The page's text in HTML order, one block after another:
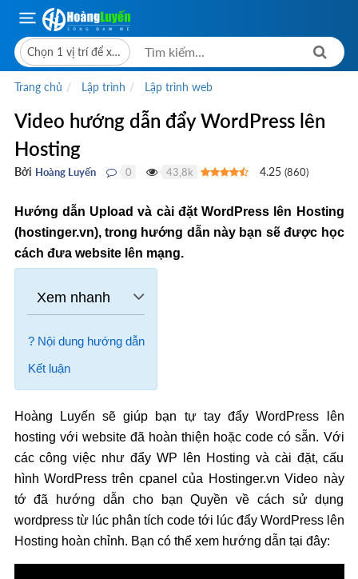
Chọn 1 vị trí để xem giá bán
Trang chủ Lập trình Lập trình web
Video hướng dẫn đẩy WordPress lên
Hosting
Bởi Hoàng Luyến 0 43,8k 4.25 (860)
Hướng dẫn Upload và cài đặt WordPress lên Hosting
(hostinger.vn), trong hướng dẫn này bạn sẽ được học
cách đưa website lên mạng.
? Nội dung hướng dẫn
Kết luận
Hoàng Luyến sẽ giúp bạn tự tay đẩy WordPress lên
hosting với website đã hoàn thiện hoặc code có sẵn. Với
các công việc như đẩy WP lên Hosting và cài đặt, cấu
hình WordPress trên cpanel của Hostinger.vn Video này
tớ đã hướng dẫn cho bạn Quyền về cách sử dụng
wordpress từ lúc phân tích code tới lúc đẩy WordPress lên
Hosting hoàn chỉnh. Bạn có thể xem hướng dẫn tại đây: